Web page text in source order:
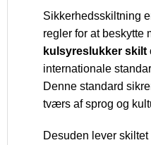
Sikkerhedsskiltning
regler for at beskytte
kulsyreslukker skilt
internationale
Denne standard
tværs af sprog og
Desuden lever